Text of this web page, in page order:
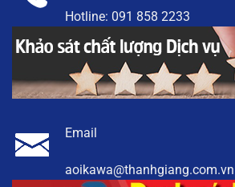
Hotline: 091 858 2233
Email
aoikawa@thanhgiang.com.vn